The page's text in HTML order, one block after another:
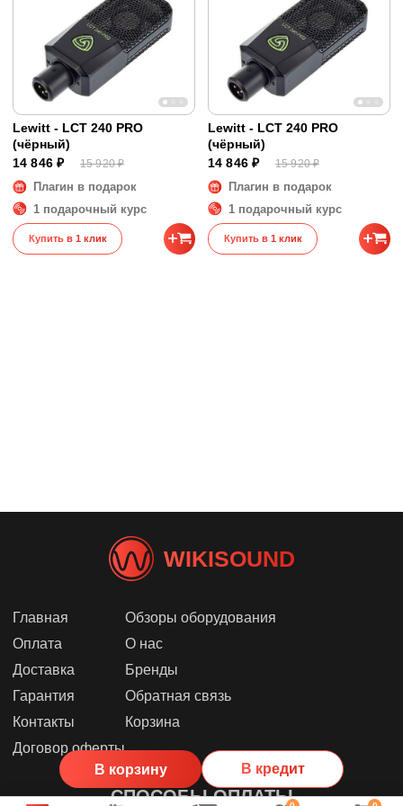
В корзину В кредит
Lewitt - LCT 240 PRO
(чёрный)
14 846 ₽
15 920 ₽
Плагин в подарок
1 подарочный курс
Купить в 1 клик
Lewitt - LCT 240 PRO
(чёрный)
14 846 ₽
15 920 ₽
Плагин в подарок
1 подарочный курс
Купить в 1 клик
WIKISOUND
Главная
Оплата
Доставка
Гарантия
Контакты
Договор оферты
Обзоры оборудования
О нас
Бренды
Обратная связь
Корзина
СПОСОБЫ ОПЛАТЫ